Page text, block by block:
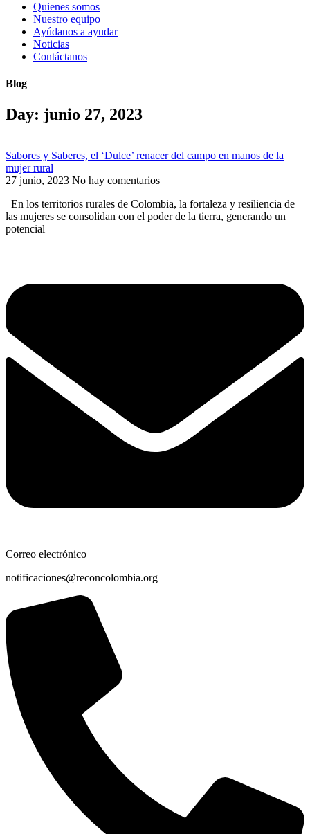
Quienes somos
Nuestro equipo
Ayúdanos a ayudar
Noticias
Contáctanos
Blog
Day: junio 27, 2023
Sabores y Saberes, el ‘Dulce’ renacer del campo en manos de la
mujer rural
27 junio, 2023 No hay comentarios
En los territorios rurales de Colombia, la fortaleza y resiliencia de
las mujeres se consolidan con el poder de la tierra, generando un
potencial
Correo electrónico
notificaciones@reconcolombia.org